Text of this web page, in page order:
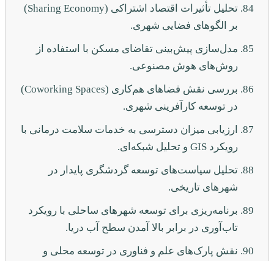
تحلیل تأثیرات اقتصاد اشتراکی (Sharing Economy)
بر الگوهای فضایی شهری.
مدل‌سازی پیش‌بینی تقاضای مسکن با استفاده از
روش‌های هوش مصنوعی.
بررسی نقش فضاهای هم‌کاری (Coworking Spaces)
در توسعه کارآفرینی شهری.
ارزیابی میزان دسترسی به خدمات سلامت درمانی با
رویکرد GIS و تحلیل شبکه‌ای.
تحلیل سیاست‌های توسعه گردشگری پایدار در
شهرهای تاریخی.
برنامه‌ریزی برای توسعه شهرهای ساحلی با رویکرد
تاب‌آوری در برابر بالا آمدن سطح آب دریا.
نقش پارک‌های علم و فناوری در توسعه محلی و